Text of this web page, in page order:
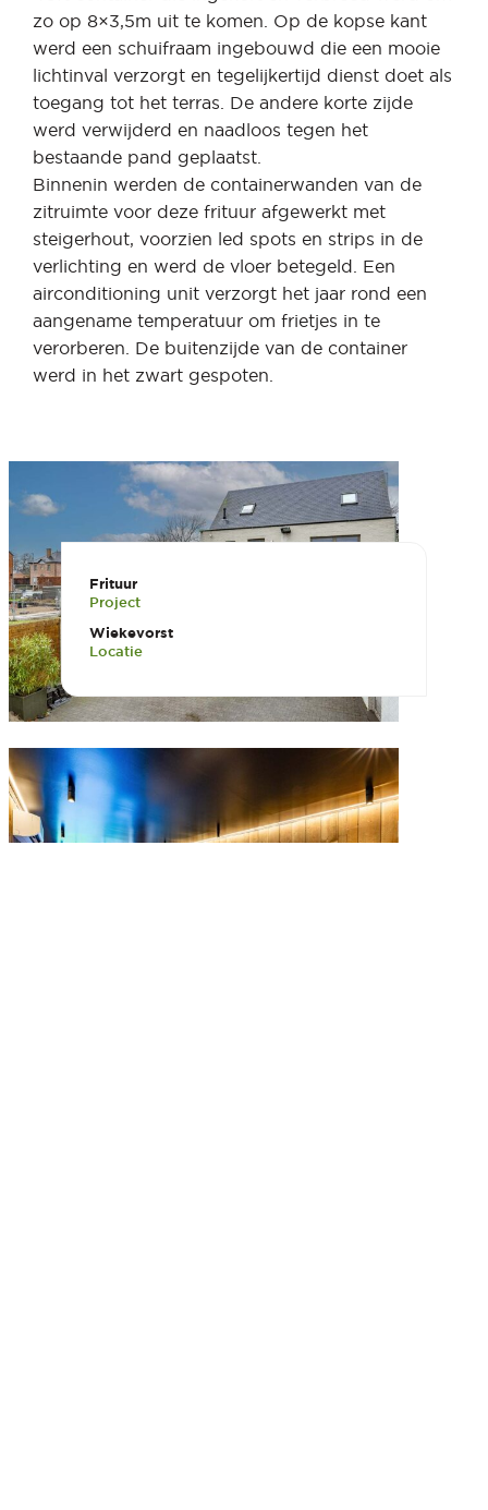
Frituur
Project
Wiekevorst
Locatie
zo op 8×3,5m uit te komen. Op de kopse kant
werd een schuifraam ingebouwd die een mooie
lichtinval verzorgt en tegelijkertijd dienst doet als
toegang tot het terras. De andere korte zijde
werd verwijderd en naadloos tegen het
bestaande pand geplaatst.
Binnenin werden de containerwanden van de
zitruimte voor deze frituur afgewerkt met
steigerhout, voorzien led spots en strips in de
verlichting en werd de vloer betegeld. Een
airconditioning unit verzorgt het jaar rond een
aangename temperatuur om frietjes in te
verorberen. De buitenzijde van de container
werd in het zwart gespoten.